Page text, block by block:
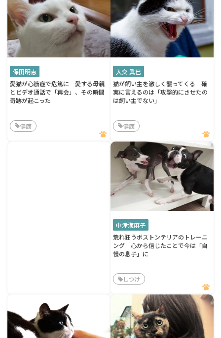
保田明恵
愛猫が心筋症で危篤に 愛する母親
とビデオ通話で「再会」、その瞬間
奇跡が起こった
健康
入交 眞巳
猫が飼い主を激しく襲ってくる 確
実に言えるのは「攻撃的にさせたの
は飼い主でない」
健康
中津海麻子
荒れ狂うボストンテリアのトレーニ
ング 心から信じたことで今は「自
慢の息子」に
しつけ